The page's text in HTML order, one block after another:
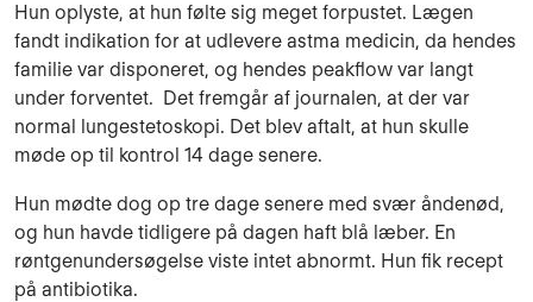
Hun oplyste, at hun følte sig meget forpustet. Lægen
fandt indikation for at udlevere astma medicin, da hendes
familie var disponeret, og hendes peakflow var langt
under forventet. Det fremgår af journalen, at der var
normal lungestetoskopi. Det blev aftalt, at hun skulle
møde op til kontrol 14 dage senere.
Hun mødte dog op tre dage senere med svær åndenød,
og hun havde tidligere på dagen haft blå læber. En
røntgenundersøgelse viste intet abnormt. Hun fik recept
på antibiotika.